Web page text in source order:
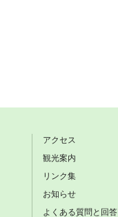
アクセス
観光案内
リンク集
お知らせ
よくある質問と回答